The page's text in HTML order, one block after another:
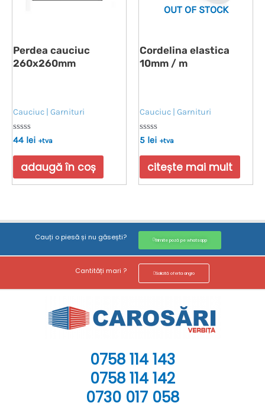
Perdea cauciuc
260x260mm
Cauciuc | Garnituri
Evaluat
0
din
44 lei +tva
adaugă în coș
OUT OF STOCK
Cordelina elastica
10mm / m
Cauciuc | Garnituri
Evaluat
0
din
5 lei +tva
citește mai mult
Cauți o piesă și nu găsești? Trimite poză pe whatsapp
Cantități mari ? Solicită oferta angro
0758 114 143
0758 114 142
0730 017 058